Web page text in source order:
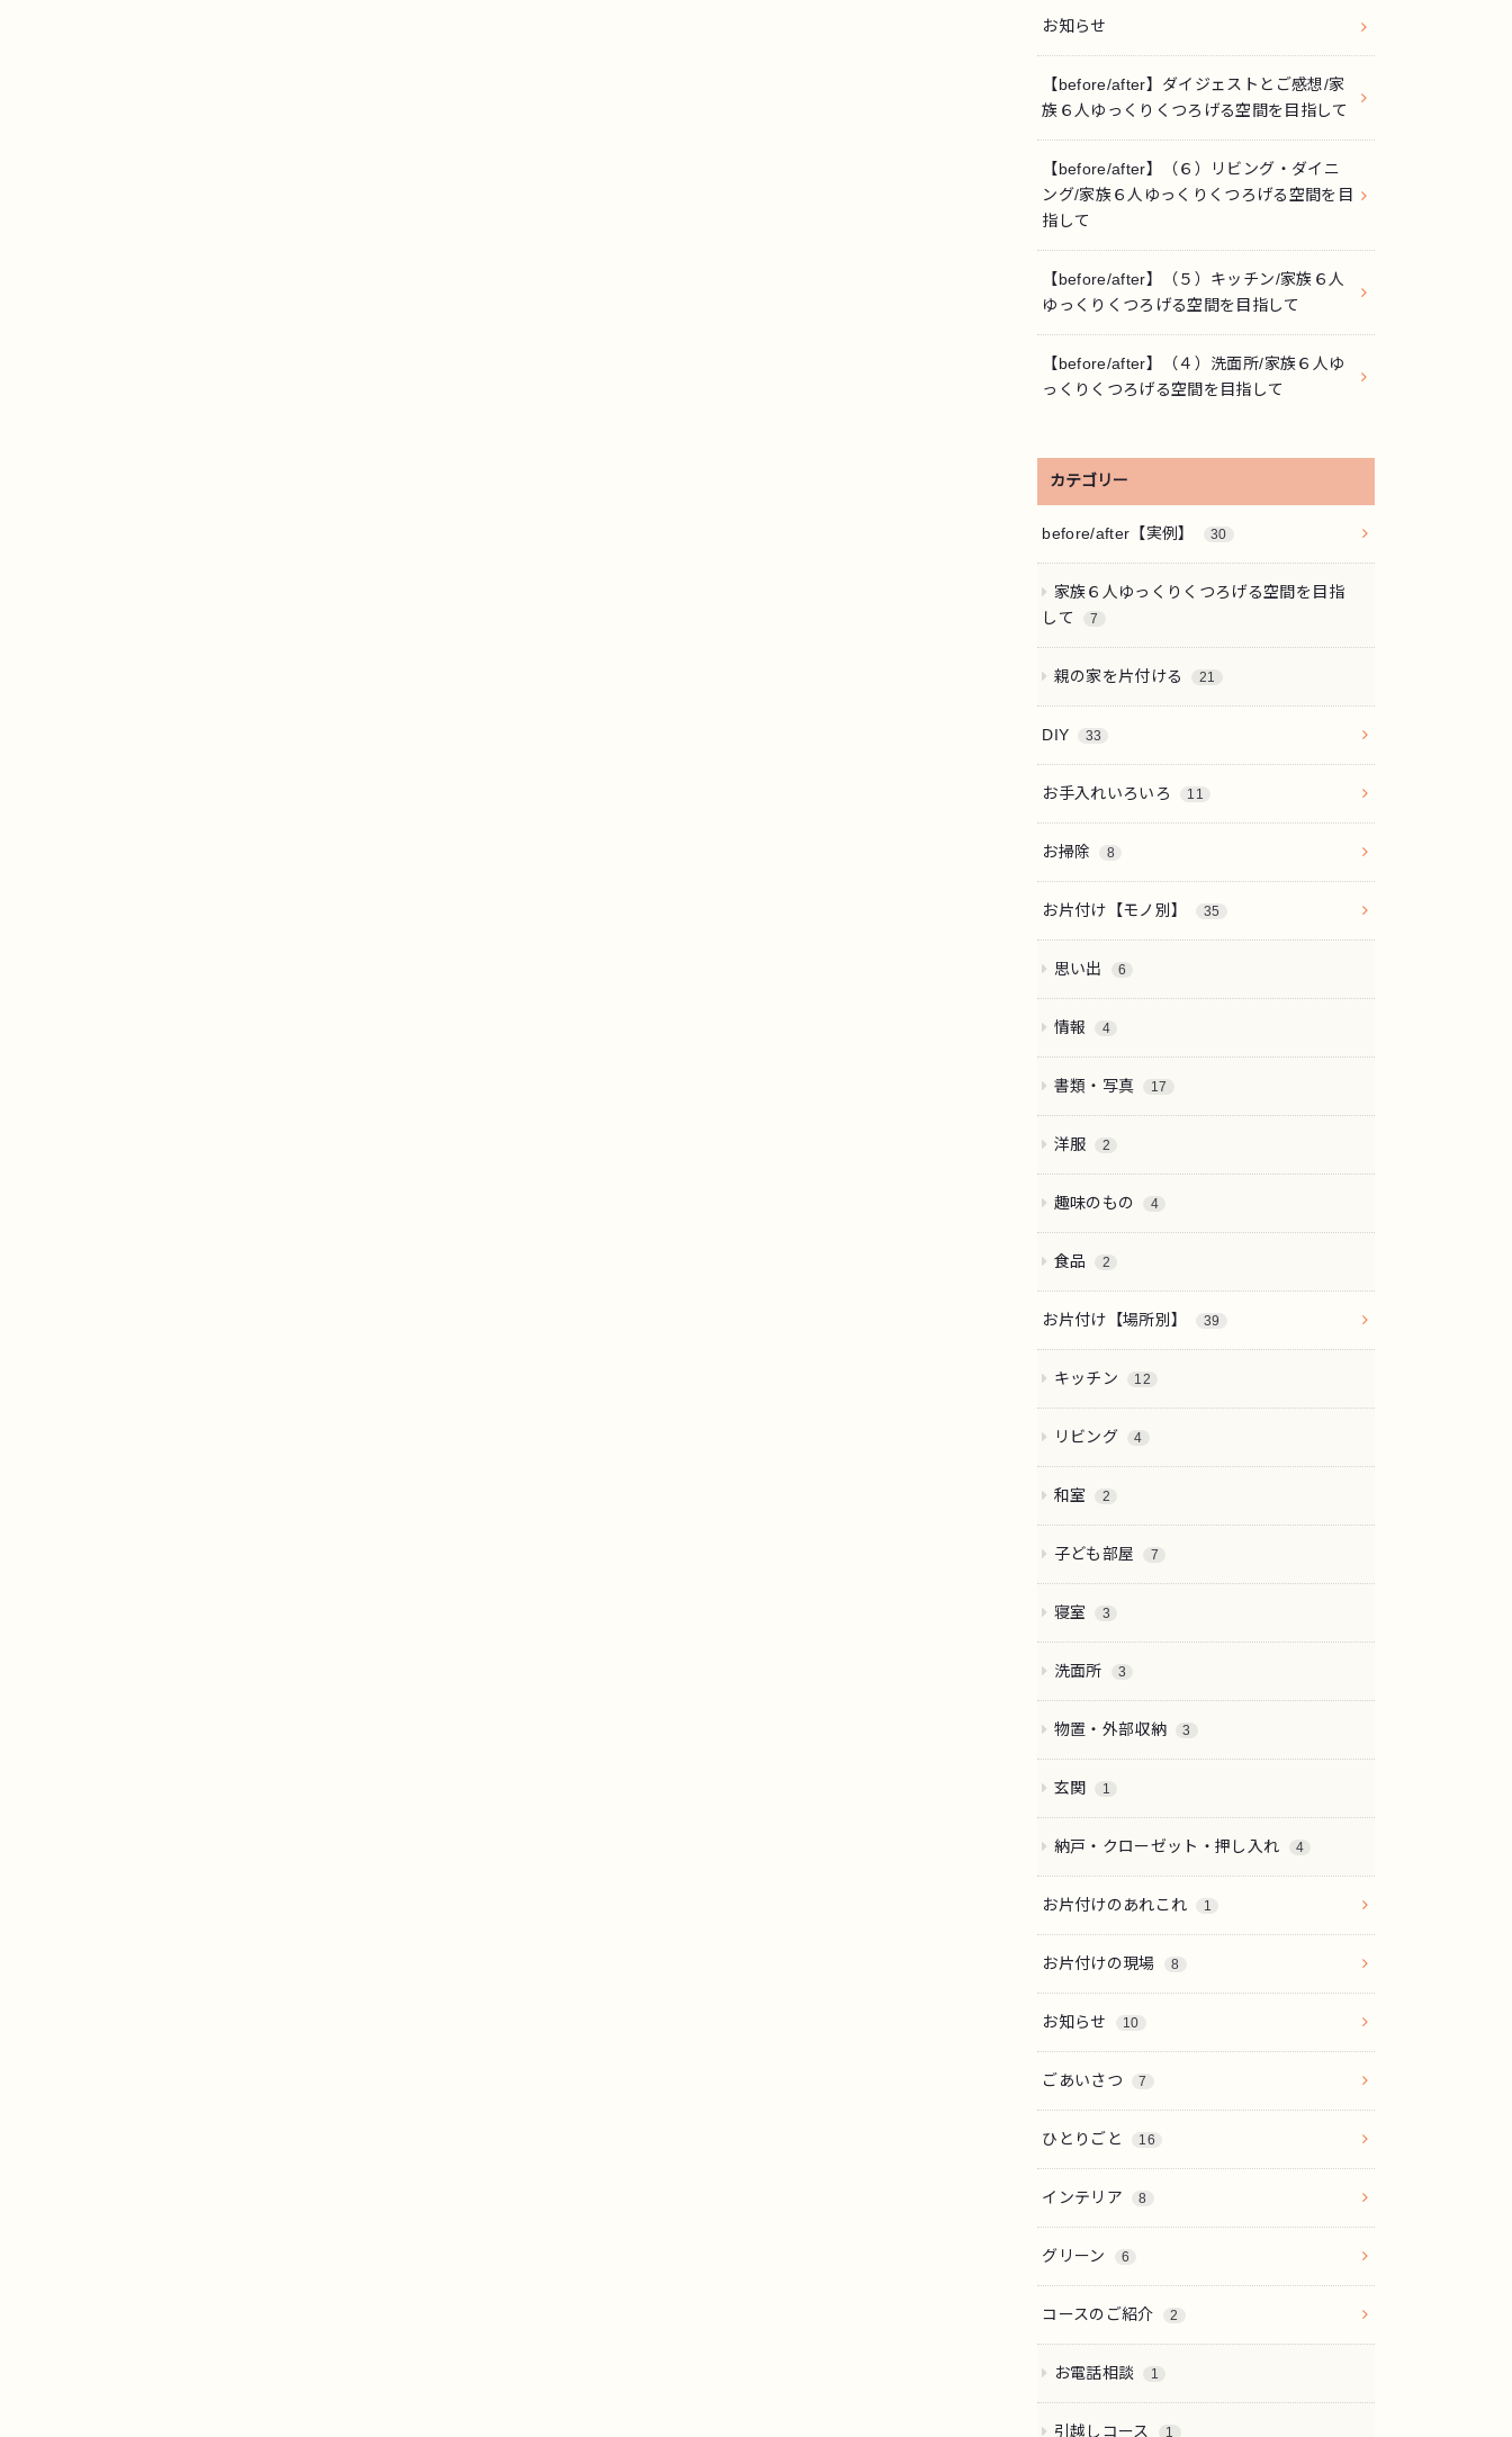
お知らせ
【before/after】ダイジェストとご感想/家
族６人ゆっくりくつろげる空間を目指して
【before/after】（６）リビング・ダイニ
ング/家族６人ゆっくりくつろげる空間を目
指して
【before/after】（５）キッチン/家族６人
ゆっくりくつろげる空間を目指して
【before/after】（４）洗面所/家族６人ゆ
っくりくつろげる空間を目指して
カテゴリー
before/after【実例】 30
家族６人ゆっくりくつろげる空間を目指
して
7
親の家を片付ける 21
DIY 33
お手入れいろいろ 11
お掃除 8
お片付け【モノ別】 35
思い出 6
情報 4
書類・写真 17
洋服 2
趣味のもの 4
食品 2
お片付け【場所別】 39
キッチン 12
リビング 4
和室 2
子ども部屋 7
寝室 3
洗面所 3
物置・外部収納 3
玄関 1
納戸・クローゼット・押し入れ 4
お片付けのあれこれ 1
お片付けの現場 8
お知らせ 10
ごあいさつ 7
ひとりごと 16
インテリア 8
グリーン 6
コースのご紹介 2
お電話相談 1
引越しコース 1